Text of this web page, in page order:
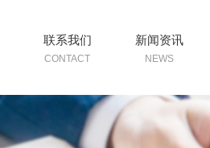
联系我们
CONTACT
新闻资讯
NEWS